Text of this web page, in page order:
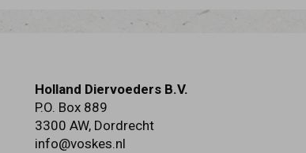
Holland Diervoeders B.V.
P.O. Box 889
3300 AW, Dordrecht
info@voskes.nl